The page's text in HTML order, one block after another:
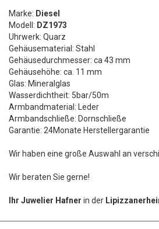
Marke: Diesel
Modell: DZ1973
Uhrwerk: Quarz
Gehäusematerial: Stahl
Gehäusedurchmesser: ca 43 mm
Gehäusehöhe: ca. 11 mm
Glas: Mineralglas
Wasserdichtheit: 5bar/50m
Armbandmaterial: Leder
Armbandschließe: Dornschließe
Garantie: 24Monate Herstellergarantie
Wir haben eine große Auswahl an
Wir beraten Sie gerne!
Ihr Juwelier Hafner in der